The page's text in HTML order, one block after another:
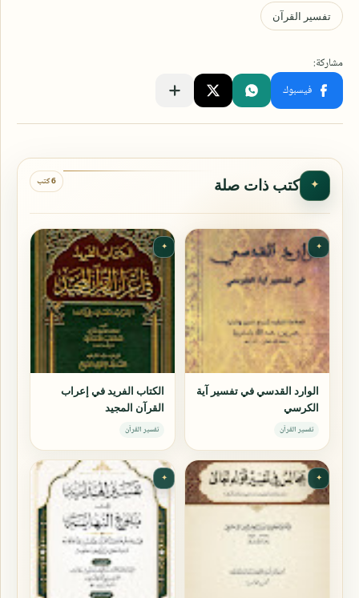
✦ كتب ذات صلة 6 كتب
✦
الوارد القدسي في تفسير آية
الكرسي
تفسير القرآن
✦
الكتاب الفريد في إعراب
القرآن المجيد
تفسير القرآن
✦
✦